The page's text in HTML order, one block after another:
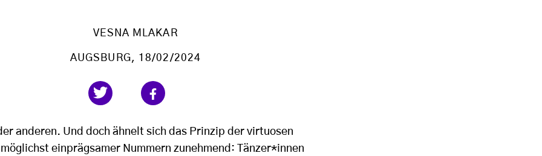
VESNA MLAKAR
AUGSBURG, 18/02/2024
anderen. Und doch ähnelt sich das Prinzip der virtuosen
einprägsamer Nummern zunehmend: Tänzer*innen